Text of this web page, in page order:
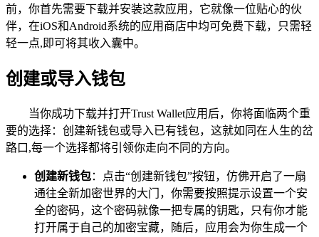
前，你首先需要下载并安装这款应用，它就像一位贴心的伙
伴，在iOS和Android系统的应用商店中均可免费下载，只需轻
轻一点,即可将其收入囊中。
创建或导入钱包
当你成功下载并打开Trust Wallet应用后，你将面临两个重
要的选择：创建新钱包或导入已有钱包，这就如同在人生的岔
路口,每一个选择都将引领你走向不同的方向。
创建新钱包：点击“创建新钱包”按钮，仿佛开启了一扇
通往全新加密世界的大门，你需要按照提示设置一个安
全的密码，这个密码就像一把专属的钥匙，只有你才能
打开属于自己的加密宝藏，随后，应用会为你生成一个